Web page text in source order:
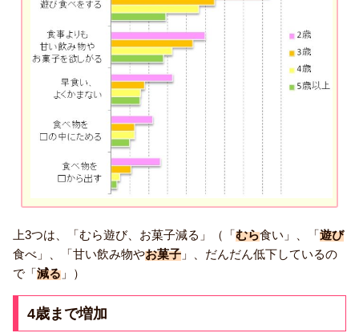
上3つは、「むら遊び、お菓子減る」（「むら食い」、「遊び
食べ」、「甘い飲み物やお菓子 」、だんだん低下しているの
で「減る 」）
4歳まで増加